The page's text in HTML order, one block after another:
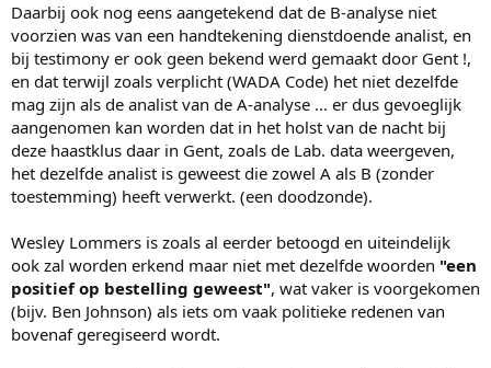
Daarbij ook nog eens aangetekend dat de B-analyse niet
voorzien was van een handtekening dienstdoende analist, en
bij testimony er ook geen bekend werd gemaakt door Gent !,
en dat terwijl zoals verplicht (WADA Code) het niet dezelfde
mag zijn als de analist van de A-analyse ... er dus gevoeglijk
aangenomen kan worden dat in het holst van de nacht bij
deze haastklus daar in Gent, zoals de Lab. data weergeven,
het dezelfde analist is geweest die zowel A als B (zonder
toestemming) heeft verwerkt. (een doodzonde).
Wesley Lommers is zoals al eerder betoogd en uiteindelijk
ook zal worden erkend maar niet met dezelfde woorden "een
positief op bestelling geweest", wat vaker is voorgekomen
(bijv. Ben Johnson) als iets om vaak politieke redenen van
bovenaf geregiseerd wordt.